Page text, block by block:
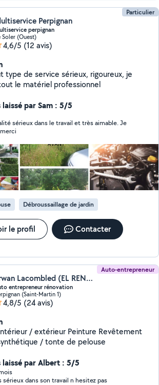
Particulier
Perpignan
perpignan
Soler (Ouest)
4,6/5 (12 avis)
type de service sérieux, rigoureux, je
le matériel professionnel
par Sam : 5/5
sérieux dans le travail et très aimable. Je
Débroussaillage de jardin
le profil Contacter
Auto-entrepreneur
Erwan Lacombled (EL RENOV)
entrepreneur rénovation
(Saint-Martin 1)
4,8/5 (24 avis)
extérieur Peinture Revêtement
synthétique / tonte de pelouse
laissé par Albert : 5/5
sérieux dans son travail n hesitez pas